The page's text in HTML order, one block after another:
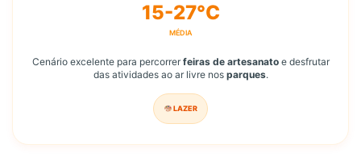
15-27°C
MÉDIA
Cenário excelente para percorrer feiras de artesanatoe desfrutar
das atividades ao ar livre nos parques.
LAZER